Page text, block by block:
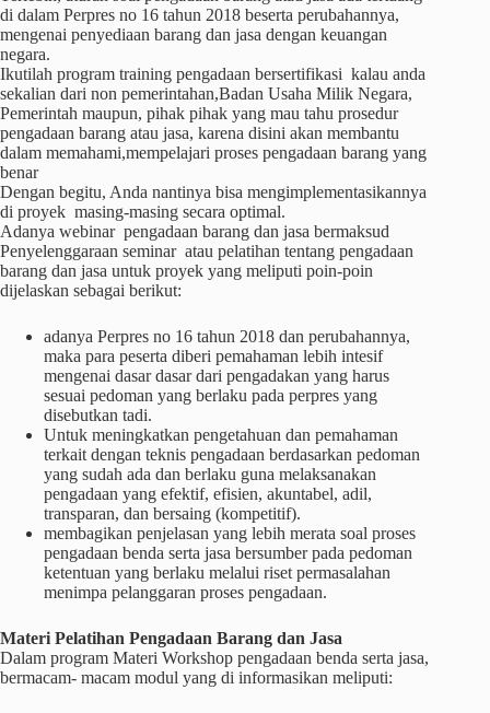
di dalam Perpres no 16 tahun 2018 beserta perubahannya,
mengenai penyediaan barang dan jasa dengan keuangan
negara.
Ikutilah program training pengadaan bersertifikasi kalau anda
sekalian dari non pemerintahan,Badan Usaha Milik Negara,
Pemerintah maupun, pihak pihak yang mau tahu prosedur
pengadaan barang atau jasa, karena disini akan membantu
dalam memahami,mempelajari proses pengadaan barang yang
benar
Dengan begitu, Anda nantinya bisa mengimplementasikannya
di proyek masing-masing secara optimal.
Adanya webinar pengadaan barang dan jasa bermaksud
Penyelenggaraan seminar atau pelatihan tentang pengadaan
barang dan jasa untuk proyek yang meliputi poin-poin
dijelaskan sebagai berikut:
adanya Perpres no 16 tahun 2018 dan perubahannya,
maka para peserta diberi pemahaman lebih intesif
mengenai dasar dasar dari pengadakan yang harus
sesuai pedoman yang berlaku pada perpres yang
disebutkan tadi.
Untuk meningkatkan pengetahuan dan pemahaman
terkait dengan teknis pengadaan berdasarkan pedoman
yang sudah ada dan berlaku guna melaksanakan
pengadaan yang efektif, efisien, akuntabel, adil,
transparan, dan bersaing (kompetitif).
membagikan penjelasan yang lebih merata soal proses
pengadaan benda serta jasa bersumber pada pedoman
ketentuan yang berlaku melalui riset permasalahan
menimpa pelanggaran proses pengadaan.
Materi Pelatihan Pengadaan Barang dan Jasa
Dalam program Materi Workshop pengadaan benda serta jasa,
bermacam- macam modul yang di informasikan meliputi: